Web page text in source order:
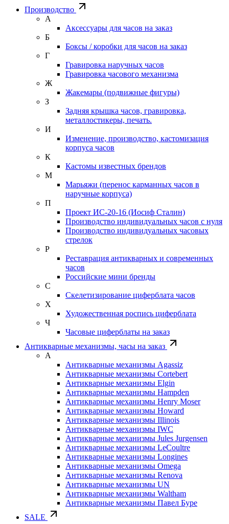
Производство
А
Аксессуары для часов на заказ
Б
Боксы / коробки для часов на заказ
Г
Гравировка наручных часов
Гравировка часового механизма
Ж
Жакемары (подвижные фигуры)
З
Задняя крышка часов, гравировка,
металлостикеры, печать.
И
Изменение, производство, кастомизация
корпуса часов
К
Кастомы известных брендов
М
Марьяжи (перенос карманных часов в
наручные корпуса)
П
Проект ИС-20-16 (Иосиф Сталин)
Производство индивидуальных часов с нуля
Производство индивидуальных часовых
стрелок
Р
Реставрация антикварных и современных
часов
Российские мини бренды
С
Скелетизирование циферблата часов
Х
Художественная роспись циферблата
Ч
Часовые циферблаты на заказ
Антикварные механизмы, часы на заказ
А
Антикварные механизмы Agassiz
Антикварные механизмы Cortebert
Антикварные механизмы Elgin
Антикварные механизмы Hampden
Антикварные механизмы Henry Moser
Антикварные механизмы Howard
Антикварные механизмы Illinois
Антикварные механизмы IWC
Антикварные механизмы Jules Jurgensen
Антикварные механизмы LeCoultre
Антикварные механизмы Longines
Антикварные механизмы Omega
Антикварные механизмы Renova
Антикварные механизмы UN
Антикварные механизмы Waltham
Антикварные механизмы Павел Буре
SALE